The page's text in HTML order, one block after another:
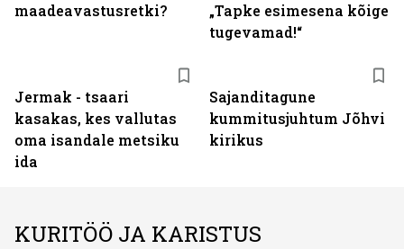
maadeavastusretki?
„Tapke esimesena kõige
tugevamad!“
Jermak - tsaari
kasakas, kes vallutas
oma isandale metsiku
ida
Sajanditagune
kummitusjuhtum Jõhvi
kirikus
KURITÖÖ JA KARISTUS